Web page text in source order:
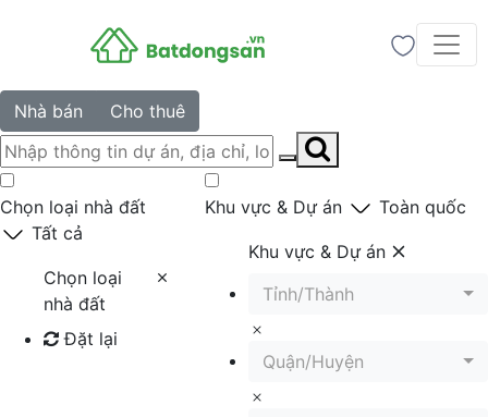
Nhà bán Cho thuê
Chọn loại nhà đất
Tất cả
Chọn loại
nhà đất
Đặt lại
Khu vực & Dự án Toàn quốc
Khu vực & Dự án
Tỉnh/Thành
Quận/Huyện